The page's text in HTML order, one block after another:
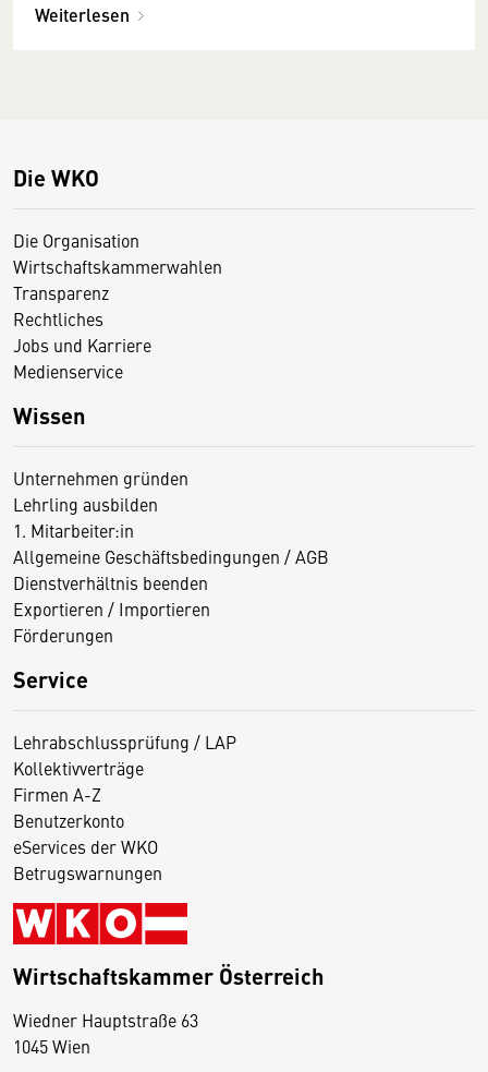
Weiterlesen
Die WKO
Die Organisation
Wirtschaftskammerwahlen
Transparenz
Rechtliches
Jobs und Karriere
Medienservice
Wissen
Unternehmen gründen
Lehrling ausbilden
1. Mitarbeiter:in
Allgemeine Geschäftsbedingungen / AGB
Dienstverhältnis beenden
Exportieren / Importieren
Förderungen
Service
Lehrabschlussprüfung / LAP
Kollektivverträge
Firmen A-Z
Benutzerkonto
eServices der WKO
Betrugswarnungen
Wirtschaftskammer Österreich
Wiedner Hauptstraße 63
1045 Wien
D